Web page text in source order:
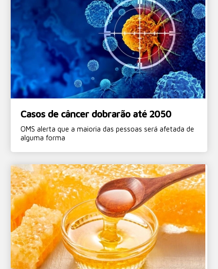
Casos de câncer dobrarão até 2050
OMS alerta que a maioria das pessoas será afetada de
alguma forma